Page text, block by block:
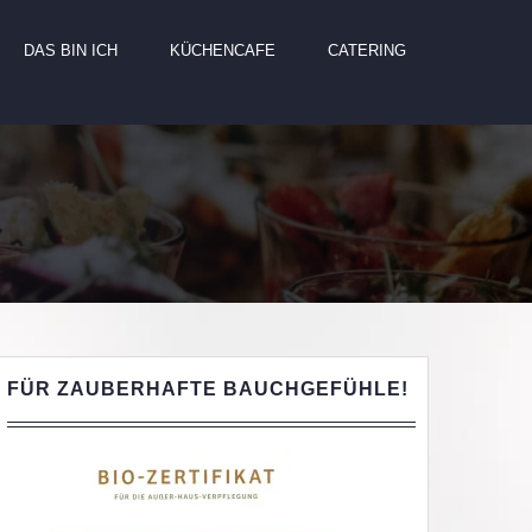
DAS BIN ICH KÜCHENCAFE CATERING
FÜR ZAUBERHAFTE BAUCHGEFÜHLE!